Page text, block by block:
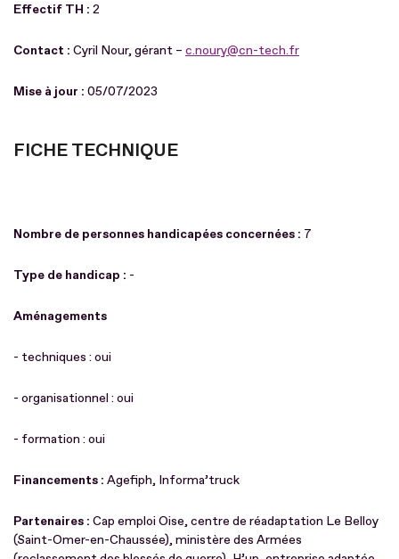
Effectif TH : 2
Contact : Cyril Nour, gérant – c.noury@cn-tech.fr
Mise à jour : 05/07/2023
FICHE TECHNIQUE
Nombre de personnes handicapées concernées : 7
Type de handicap : -
Aménagements
- techniques : oui
- organisationnel : oui
- formation : oui
Financements : Agefiph, Informa’truck
Partenaires : Cap emploi Oise, centre de réadaptation Le Belloy
(Saint-Omer-en-Chaussée), ministère des Armées